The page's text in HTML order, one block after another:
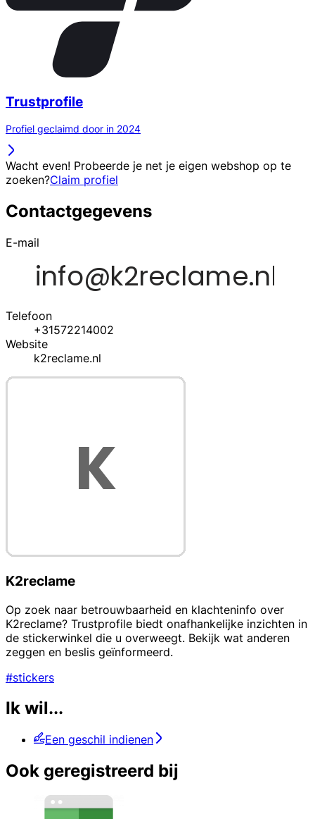
Trustprofile
Profiel geclaimd door in 2024
Wacht even! Probeerde je net je eigen webshop op te
zoeken?Claim profiel
Contactgegevens
E-mail
Telefoon
+31572214002
Website
k2reclame.nl
K2reclame
Op zoek naar betrouwbaarheid en klachteninfo over
K2reclame? Trustprofile biedt onafhankelijke inzichten in
de stickerwinkel die u overweegt. Bekijk wat anderen
zeggen en beslis geïnformeerd.
#stickers
Ik wil...
Een geschil indienen
Ook geregistreerd bij